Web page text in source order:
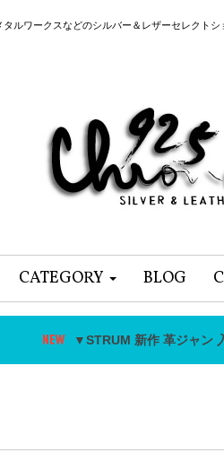
ルワークスなどのシルバー＆レザーセレクトシ
CATEGORY BLOG
▼STRUM 新作 革ジャン